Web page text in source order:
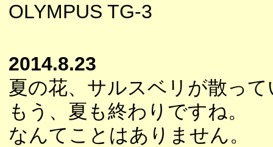
OLYMPUS TG-3
2014.8.23
夏の花、サルスベリが散っ
もう、夏も終わりですね。
なんてことはありません。